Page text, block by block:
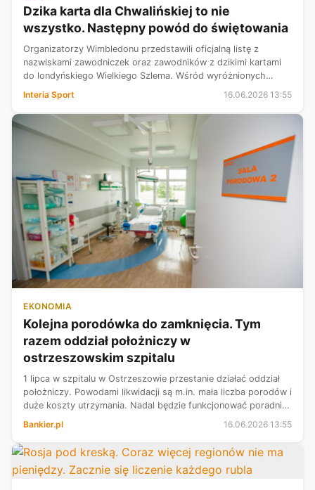
Dzika karta dla Chwalińskiej to nie
wszystko. Następny powód do świętowania
Organizatorzy Wimbledonu przedstawili oficjalną listę z
nazwiskami zawodniczek oraz zawodników z dzikimi kartami
do londyńskiego Wielkiego Szlema. Wśród wyróżnionych
znalazła się Maja Chwalińska. To jednak nie koniec wspaniałych
wieści prosto z Wielk...
Interia Sport 16.06.2026 13:55
EKONOMIA
Kolejna porodówka do zamknięcia. Tym
razem oddział położniczy w
ostrzeszowskim szpitalu
1 lipca w szpitalu w Ostrzeszowie przestanie działać oddział
położniczy. Powodami likwidacji są m.in. mała liczba porodów i
duże koszty utrzymania. Nadal będzie funkcjonować poradnia
ginekologiczno-położnicza.
Bankier.pl 16.06.2026 13:55